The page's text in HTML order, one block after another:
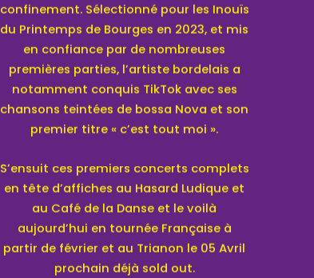
confinement. Sélectionné pour les Inouïs
du Printemps de Bourges en 2023, et mis
en confiance par de nombreuses
premières parties, l’artiste bordelais a
notamment conquis TikTok avec ses
chansons teintées de bossa Nova et son
premier titre « c’est tout moi ».
S’ensuit ces premiers concerts complets
en tête d’affiches au Hasard Ludique et
au Café de la Danse et le voilà
aujourd’hui en tournée Française à
partir de février et au Trianon le 05 Avril
prochain déjà sold out.